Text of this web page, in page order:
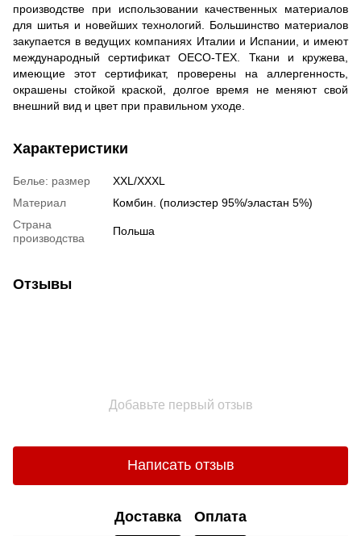
производстве при использовании качественных материалов
для шитья и новейших технологий. Большинство материалов
закупается в ведущих компаниях Италии и Испании, и имеют
международный сертификат OECO-TEX. Ткани и кружева,
имеющие этот сертификат, проверены на аллергенность,
окрашены стойкой краской, долгое время не меняют свой
внешний вид и цвет при правильном уходе.
Характеристики
Белье: размер
XXL/XXXL
Материал
Комбин. (полиэстер 95%/эластан 5%)
Страна
производства
Польша
Отзывы
Добавьте первый отзыв
Написать отзыв
Доставка Оплата